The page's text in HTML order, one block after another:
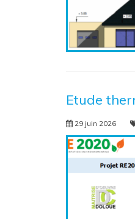
Etude
29 juin 2026